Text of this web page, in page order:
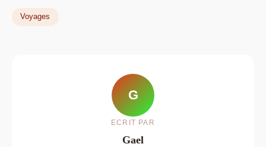
Voyages
G
ECRIT PAR
Gael